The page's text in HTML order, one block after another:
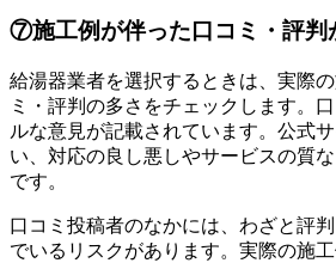
⑦施工例が伴った口コミ・評判
給湯器業者を選択するときは、実際
ミ・評判の多さをチェックします。
ルな意見が記載されています。公式
い、対応の良し悪しやサービスの質
です。
口コミ投稿者のなかには、わざと評
でいるリスクがあります。実際の施